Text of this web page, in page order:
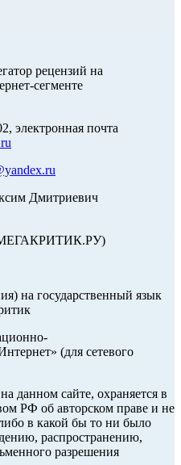
рецензий на
сегменте
электронная почта
Дмитриевич
на государственный язык
(для сетевого
данном сайте, охраняется в
РФ об авторском праве и не
в какой бы то ни было
распространению,
разрешения